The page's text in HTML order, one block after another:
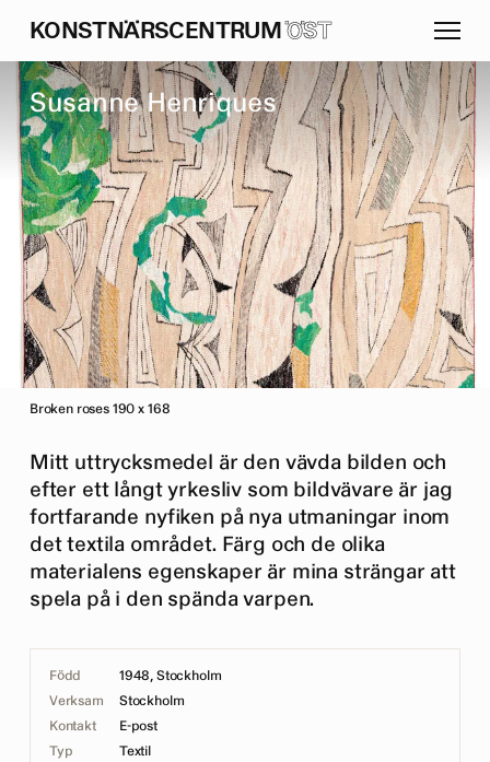
KONSTNÄRSCENTRUMÖST
Susanne Henriques
Broken roses 190 x 168
Mitt uttrycksmedel är den vävda bilden och
efter ett långt yrkesliv som bildvävare är jag
fortfarande nyfiken på nya utmaningar inom
det textila området. Färg och de olika
materialens egenskaper är mina strängar att
spela på i den spända varpen.
Född
1948, Stockholm
Verksam
Stockholm
Kontakt
E-post
Typ
Textil